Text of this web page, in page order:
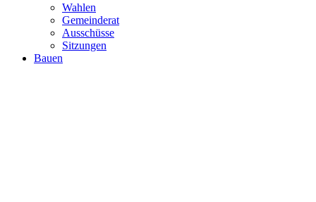
Wahlen
Gemeinderat
Ausschüsse
Sitzungen
Bauen